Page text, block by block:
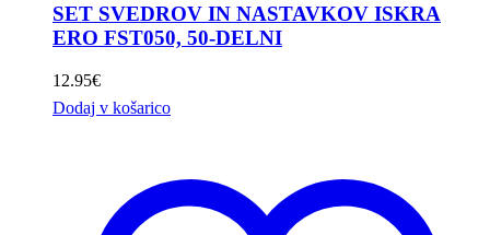
SET SVEDROV IN NASTAVKOV ISKRA
ERO FST050, 50-DELNI
12.95€
Dodaj v košarico